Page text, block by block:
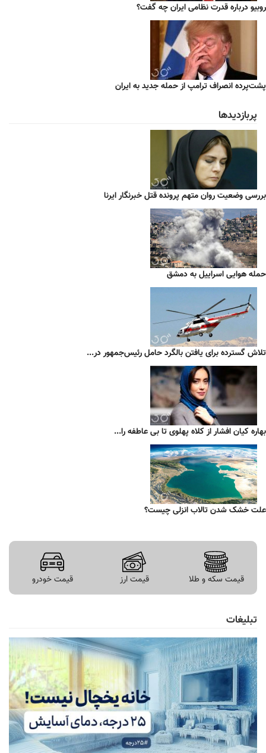
روبیو درباره قدرت نظامی ایران چه گفت؟
پشت‌پرده انصراف ترامپ از حمله جدید به ایران
پربازدیدها
بررسی وضعیت روان متهم پرونده قتل خبرنگار ایرنا
حمله هوایی اسراییل به دمشق
تلاش گسترده برای یافتن بالگرد حامل رئیس‌جمهور در...
بهاره کیان افشار از کلاه پهلوی تا بی عاطفه را...
علت خشک شدن تالاب انزلی چیست؟
قیمت سکه و طلا قیمت ارز قیمت خودرو
تبلیغات